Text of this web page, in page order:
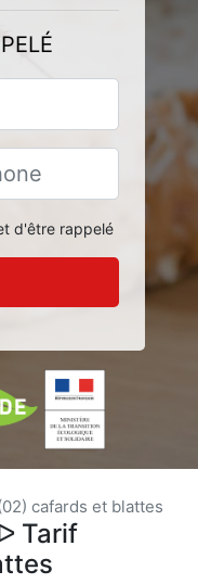
d'être rappelé
cafards et blattes
Tarif